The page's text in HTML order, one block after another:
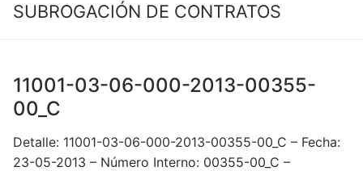
SUBROGACIÓN DE CONTRATOS
11001-03-06-000-2013-00355-
00_C
Detalle: 11001-03-06-000-2013-00355-00_C – Fecha:
23-05-2013 – Número Interno: 00355-00_C –